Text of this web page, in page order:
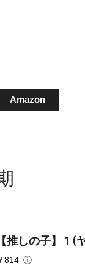
Amazon
【推しの子】 1
814 ⓘ